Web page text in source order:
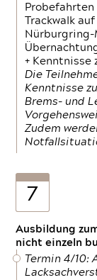
Probefahrten
Trackwalk
Nürburgring-
+ Kenntnisse
Die
Kenntnisse
Brems- und
Zudem
7
Ausbildung
nicht einzeln
Termin 4/10: